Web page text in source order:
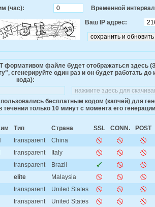
(час):
Временной
Ваш IP адрес:
формативом файле будет отображаться
сгенерируйте один раз и он будет работать до
кода):
бесплатным кодом (капчей) для
только 10 минут с момента его
Тип Страна SSL CONN.
POST
transparent
China
transparent
Italy
transparent
Brazil
elite
Malaysia
transparent
United States
transparent United States